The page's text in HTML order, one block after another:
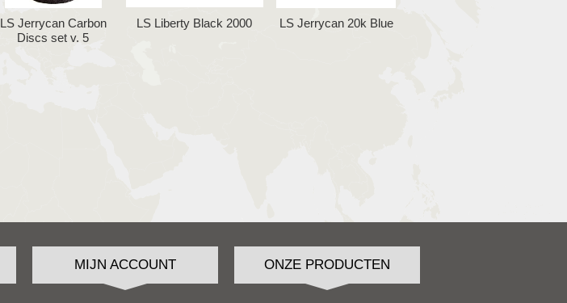
LS Jerrycan Carbon
Discs set v. 5
LS Liberty Black 2000 LS Jerrycan 20k Blue
MIJN ACCOUNT ONZE PRODUCTEN